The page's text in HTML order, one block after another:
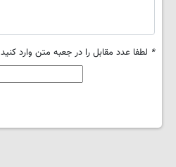
* لطفا عدد مقابل را در جعبه متن وارد کنید